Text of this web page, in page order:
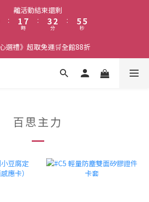
離活動結束還剩
:
2
1
0
8
7
6
5
4
時
:
4
3
2
1
0
3
2
1
0
分
:
5
4
3
2
0
5
4
2
1
0
秒
選禮》超取免運🛒全館88折
百思主力